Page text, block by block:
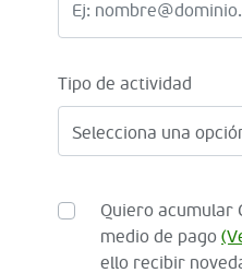
Tipo de actividad
Quiero acumular
medio de pago
ello recibir